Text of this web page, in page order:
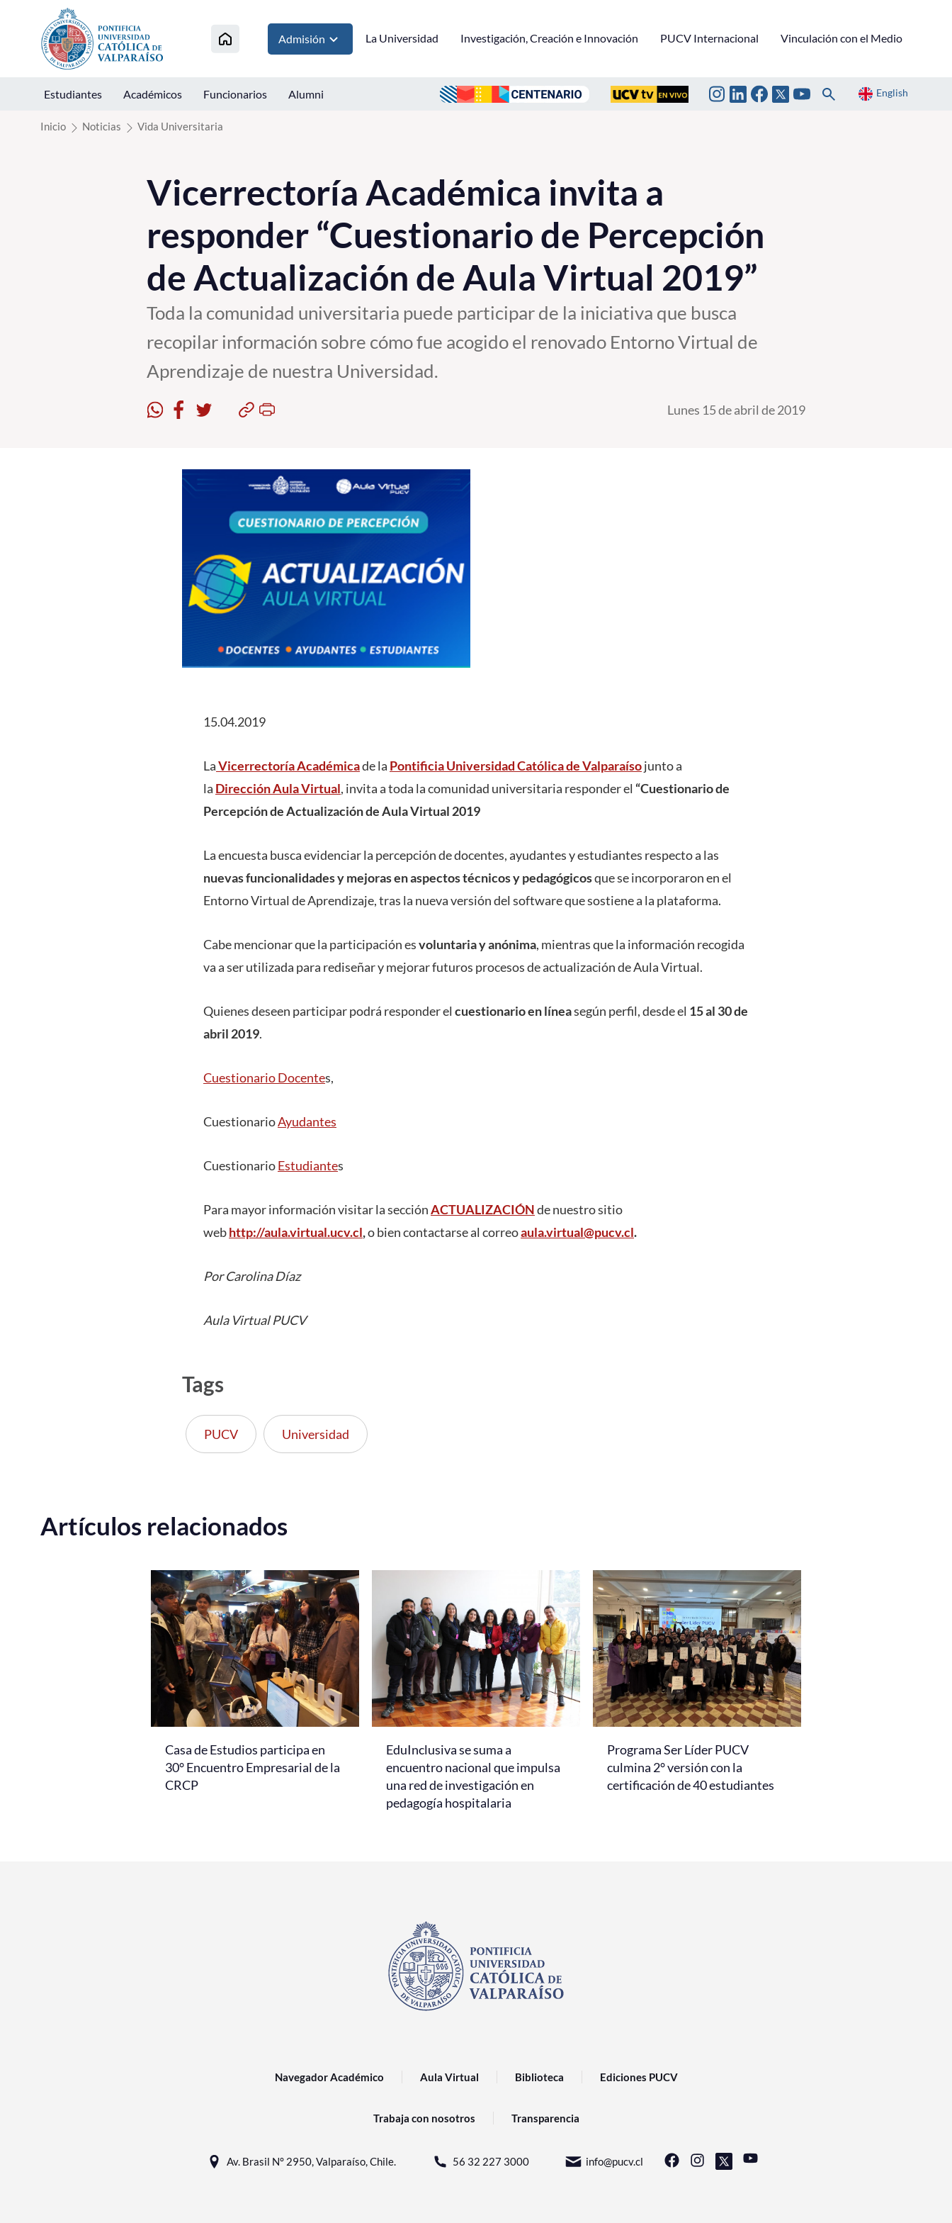
Click acá para ir directamente al contenido
Admisión La Universidad Investigación, Creación e Innovación PUCV Internacional Vinculación con el Medio
Estudiantes Académicos Funcionarios Alumni English
Inicio Noticias Vida Universitaria
Vicerrectoría Académica invita a
responder “Cuestionario de Percepción
de Actualización de Aula Virtual 2019”
Toda la comunidad universitaria puede participar de la iniciativa que busca
recopilar información sobre cómo fue acogido el renovado Entorno Virtual de
Aprendizaje de nuestra Universidad.
Lunes 15 de abril de 2019
15.04.2019
LaVicerrectoría Académicade la Pontificia Universidad Católica de Valparaísojunto a
la Dirección Aula Virtual, invita a toda la comunidad universitaria responder el “Cuestionario de
Percepción de Actualización de Aula Virtual 2019
La encuesta busca evidenciar la percepción de docentes, ayudantes y estudiantes respecto a las
nuevas funcionalidades y mejoras en aspectos técnicos y pedagógicosque se incorporaron en el
Entorno Virtual de Aprendizaje, tras la nueva versión del software que sostiene a la plataforma.
Cabe mencionar que la participación esvoluntaria y anónima, mientras que la información recogida
va a ser utilizada para rediseñar y mejorar futuros procesos de actualización de Aula Virtual.
Quienes deseen participar podrá responder el cuestionario en líneasegún perfil, desde el 15 al 30 de
abril 2019.
Cuestionario Docentes,
CuestionarioAyudantes
CuestionarioEstudiantes
Para mayor información visitar la secciónACTUALIZACIÓNde nuestro sitio
webhttp://aula.virtual.ucv.cl,o bien contactarse al correoaula.virtual@pucv.cl.
Por Carolina Díaz
Aula Virtual PUCV
Tags
PUCV Universidad
Artículos relacionados
Casa de Estudios participa en
30° Encuentro Empresarial de la
CRCP
EduInclusiva se suma a
encuentro nacional que impulsa
una red de investigación en
pedagogía hospitalaria
Programa Ser Líder PUCV
culmina 2° versión con la
certificación de 40 estudiantes
Navegador Académico Aula Virtual Biblioteca Ediciones PUCV
Trabaja con nosotros Transparencia
Av. Brasil N° 2950, Valparaíso, Chile. 56 32 227 3000 info@pucv.cl